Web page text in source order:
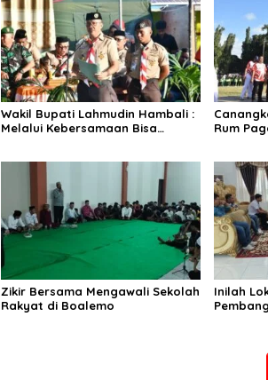
Wakil Bupati Lahmudin Hambali :
Melalui Kebersamaan Bisa
Rum
Zikir Bersama Mengawali Sekolah
Rakyat di Boalemo
Inilah